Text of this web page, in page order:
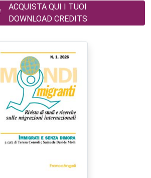
ACQUISTA QUI I TUOI
DOWNLOAD CREDITS